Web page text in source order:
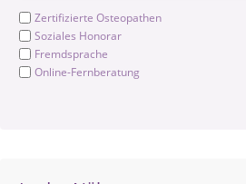
Zertifizierte Osteopathen
Soziales Honorar
Fremdsprache
Online-Fernberatung